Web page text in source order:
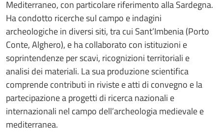
Mediterraneo, con particolare riferimento alla Sardegna.
Ha condotto ricerche sul campo e indagini
archeologiche in diversi siti, tra cui Sant’Imbenia (Porto
Conte, Alghero), e ha collaborato con istituzioni e
soprintendenze per scavi, ricognizioni territoriali e
analisi dei materiali. La sua produzione scientifica
comprende contributi in riviste e atti di convegno e la
partecipazione a progetti di ricerca nazionali e
internazionali nel campo dell’archeologia medievale e
mediterranea.